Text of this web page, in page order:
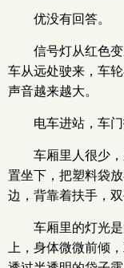
优没有回答。
信号灯从红色
车从远处驶来，车
声音越来越大。
电车进站，车
车厢里人很少
置坐下，把塑料袋
边，背靠着扶手，双
车厢里的灯光
上，身体微微前倾